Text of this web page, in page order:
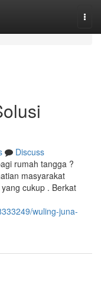
Discuss
rumah tangga ?
masyarakat
cukup . Berkat
wuling-juna-